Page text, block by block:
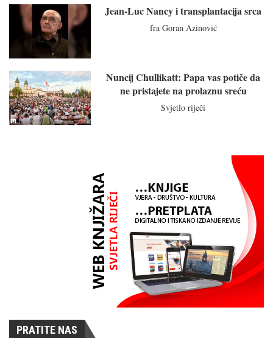
Jean-Luc Nancy i transplantacija srca
fra Goran Azinović
Nuncij Chullikatt: Papa vas potiče da
ne pristajete na prolaznu sreću
Svjetlo riječi
PRATITE NAS